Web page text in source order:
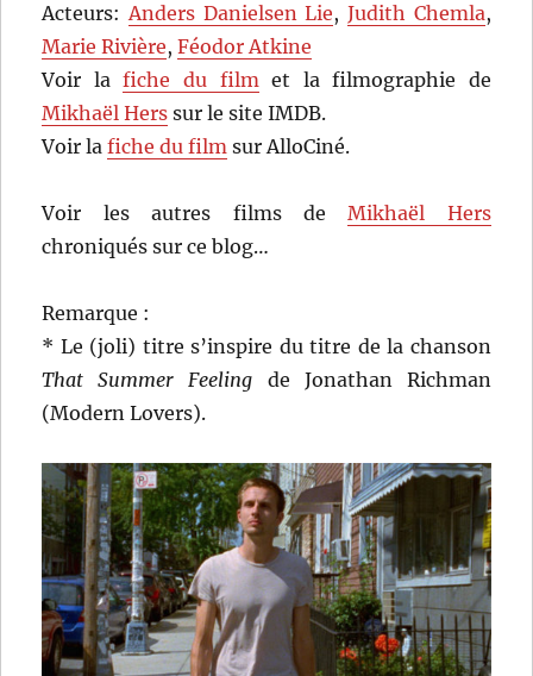
Acteurs:Anders Danielsen Lie,Judith Chemla,
Marie Rivière,Féodor Atkine
Voir lafiche du filmet la filmographie de
Mikhaël Hers sur le site IMDB.
Voir lafiche du film sur AlloCiné.
Voir les autres films deMikhaël Hers
chroniqués sur ce blog…
Remarque :
* Le (joli) titre s’inspire du titre de la chanson
That Summer Feeling de Jonathan Richman
(Modern Lovers).